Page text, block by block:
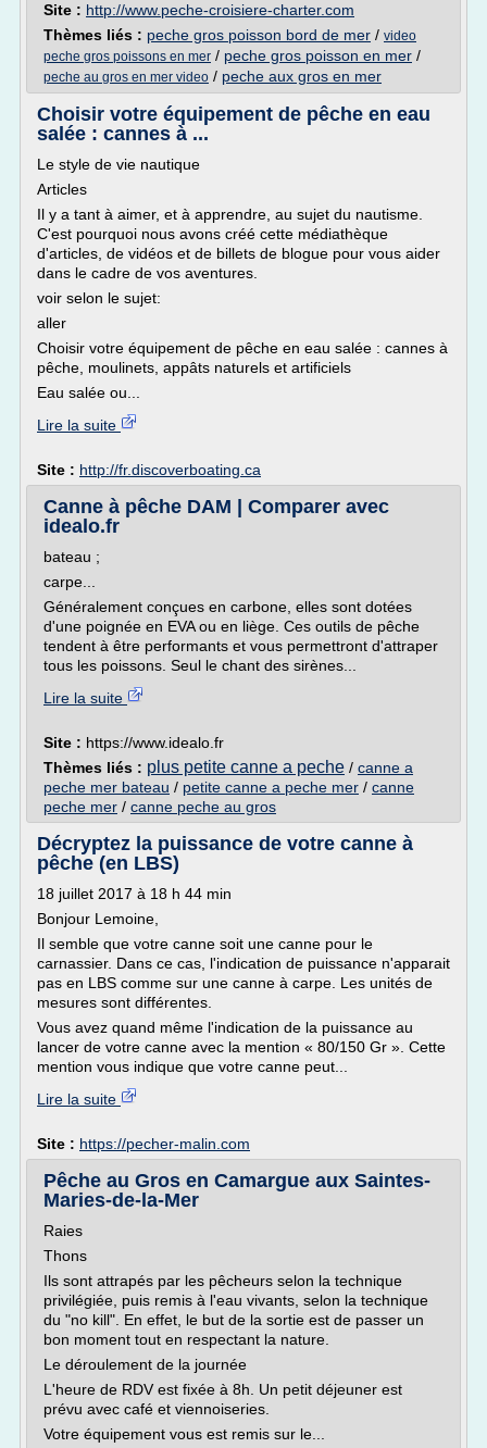
Site : http://www.peche-croisiere-charter.com
Thèmes liés : peche gros poisson bord de mer / video
peche gros poissons en mer / peche gros poisson en mer /
peche au gros en mer video / peche aux gros en mer
Choisir votre équipement de pêche en eau
salée : cannes à ...
Le style de vie nautique
Articles
Il y a tant à aimer, et à apprendre, au sujet du nautisme.
C'est pourquoi nous avons créé cette médiathèque
d'articles, de vidéos et de billets de blogue pour vous aider
dans le cadre de vos aventures.
voir selon le sujet:
aller
Choisir votre équipement de pêche en eau salée : cannes à
pêche, moulinets, appâts naturels et artificiels
Eau salée ou...
Lire la suite
Site : http://fr.discoverboating.ca
Canne à pêche DAM | Comparer avec
idealo.fr
bateau ;
carpe...
Généralement conçues en carbone, elles sont dotées
d'une poignée en EVA ou en liège. Ces outils de pêche
tendent à être performants et vous permettront d'attraper
tous les poissons. Seul le chant des sirènes...
Lire la suite
Site : https://www.idealo.fr
Thèmes liés : plus petite canne a peche / canne a
peche mer bateau / petite canne a peche mer / canne
peche mer / canne peche au gros
Décryptez la puissance de votre canne à
pêche (en LBS)
18 juillet 2017 à 18 h 44 min
Bonjour Lemoine,
Il semble que votre canne soit une canne pour le
carnassier. Dans ce cas, l'indication de puissance n'apparait
pas en LBS comme sur une canne à carpe. Les unités de
mesures sont différentes.
Vous avez quand même l'indication de la puissance au
lancer de votre canne avec la mention « 80/150 Gr ». Cette
mention vous indique que votre canne peut...
Lire la suite
Site : https://pecher-malin.com
Pêche au Gros en Camargue aux Saintes-
Maries-de-la-Mer
Raies
Thons
Ils sont attrapés par les pêcheurs selon la technique
privilégiée, puis remis à l'eau vivants, selon la technique
du "no kill". En effet, le but de la sortie est de passer un
bon moment tout en respectant la nature.
Le déroulement de la journée
L'heure de RDV est fixée à 8h. Un petit déjeuner est
prévu avec café et viennoiseries.
Votre équipement vous est remis sur le...